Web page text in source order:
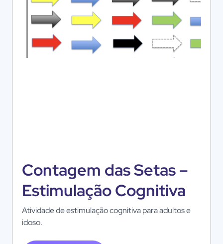
Contagem das Setas –
Estimulação Cognitiva
Atividade de estimulação cognitiva para adultos e
idoso.